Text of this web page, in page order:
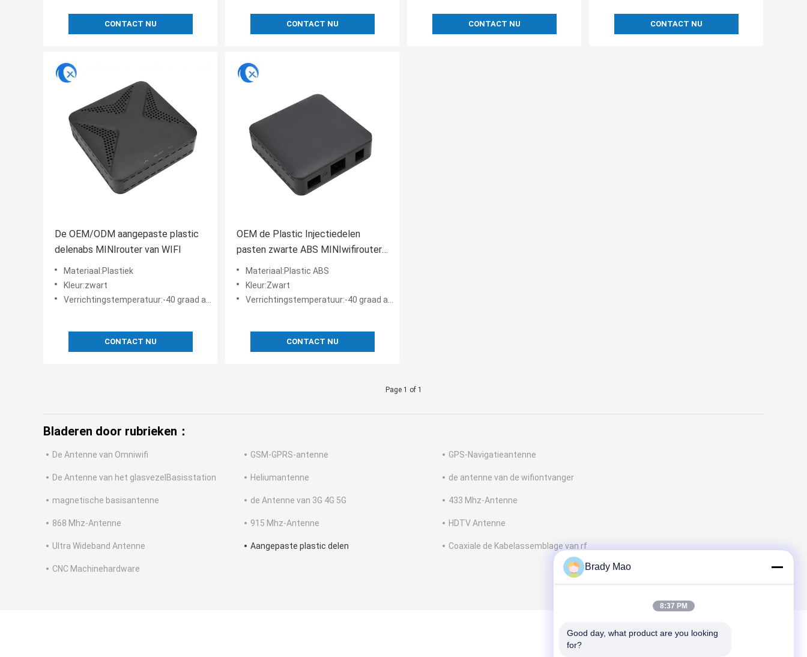
CONTACT NU CONTACT NU CONTACT NU CONTACT NU
De OEM/ODM aangepaste plastic
delenabs MINIrouter van WIFI
Materiaal:Plastiek
Kleur:zwart
Verrichtingstemperatuur:-40 graad aan +65 graad
CONTACT NU
OEM de Plastic Injectiedelen
pasten zwarte ABS MINIwifirouter
aanMateriaal:Plastic ABS
Kleur:Zwart
Verrichtingstemperatuur:-40 graad aan +65 graad
CONTACT NU
Page 1 of 1
Bladeren door rubrieken：
De Antenne van Omniwifi GSM-GPRS-antenne GPS-Navigatieantenne
De Antenne van het glasvezelBasisstation Heliumantenne de antenne van de wifiontvanger
magnetische basisantenne de Antenne van 3G 4G 5G 433 Mhz-Antenne
868 Mhz-Antenne 915 Mhz-Antenne HDTV Antenne
Ultra Wideband Antenne Aangepaste plastic delen Coaxiale de Kabelassemblage van rf
CNC Machinehardware Brady Mao
8:37 PM
Good day, what product are you looking
for?